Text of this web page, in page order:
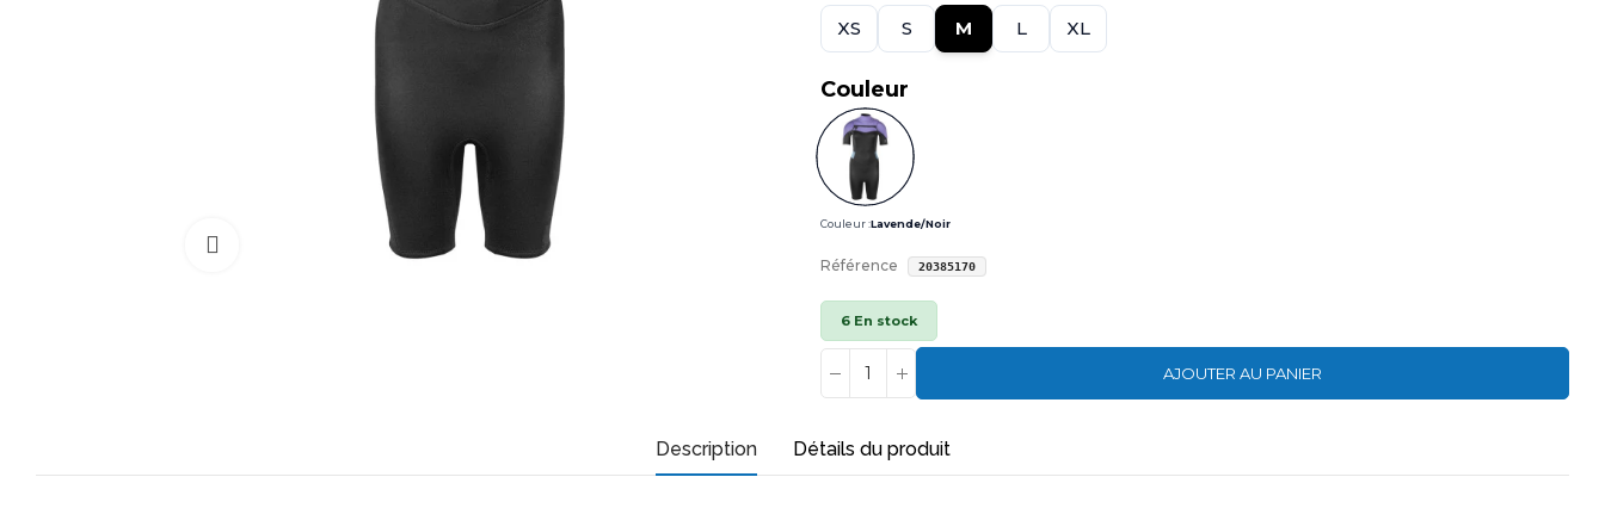
Cliquez pour agrandir
XS S M L XL
Couleur
Couleur :Lavende/Noir
Référence 20385170
6 En stock
AJOUTER AU PANIER
Description Détails du produit